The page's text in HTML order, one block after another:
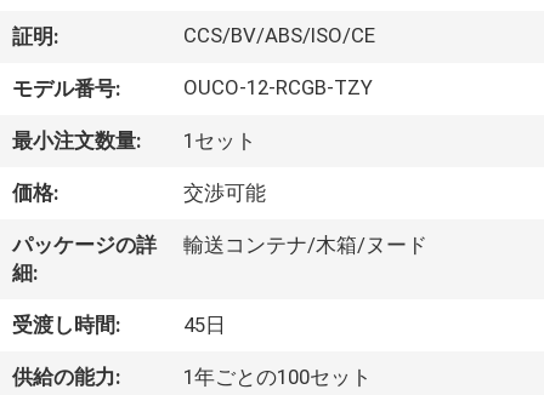
ビ
デ
オ
VR
シ
ョ
ー
証明: CCS/BV/ABS/ISO/CE
モデル番号: OUCO-12-RCGB-TZY
最小注文数量: 1セット
価格: 交渉可能
パッケージの詳
細:
輸送コンテナ/木箱/ヌード
受渡し時間: 45日
供給の能力: 1年ごとの100セット